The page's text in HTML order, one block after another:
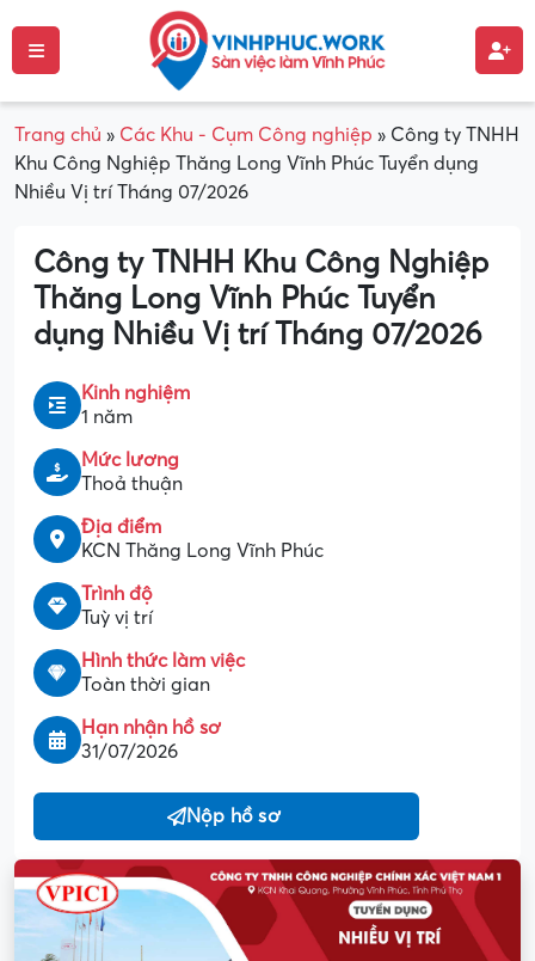
Trang chủ » Các Khu - Cụm Công nghiệp » Công ty TNHH
Khu Công Nghiệp Thăng Long Vĩnh Phúc Tuyển dụng
Nhiều Vị trí Tháng 07/2026
Công ty TNHH Khu Công Nghiệp
Thăng Long Vĩnh Phúc Tuyển
dụng Nhiều Vị trí Tháng 07/2026
Kinh nghiệm
1 năm
Mức lương
Thoả thuận
Địa điểm
KCN Thăng Long Vĩnh Phúc
Trình độ
Tuỳ vị trí
Hình thức làm việc
Toàn thời gian
Hạn nhận hồ sơ
31/07/2026
Nộp hồ sơ